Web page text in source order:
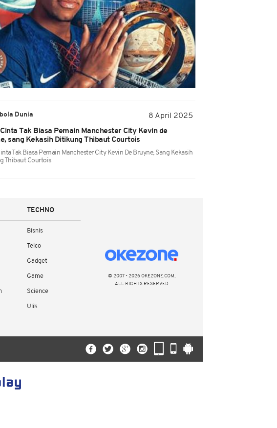
Dunia
8 April 2025
Tak Biasa Pemain Manchester City Kevin de
sang Kekasih Ditikung Thibaut Courtois
Tak Biasa Pemain Manchester City Kevin De Bruyne, Sang Kekasih
Thibaut Courtois
TECHNO
Bisnis
Telco
Gadget
Game
Science
Ulik
© 2007 - 2026 OKEZONE.COM,
ALL RIGHTS RESERVED